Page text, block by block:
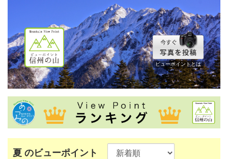
ビューポイントとは
夏 のビューポイント